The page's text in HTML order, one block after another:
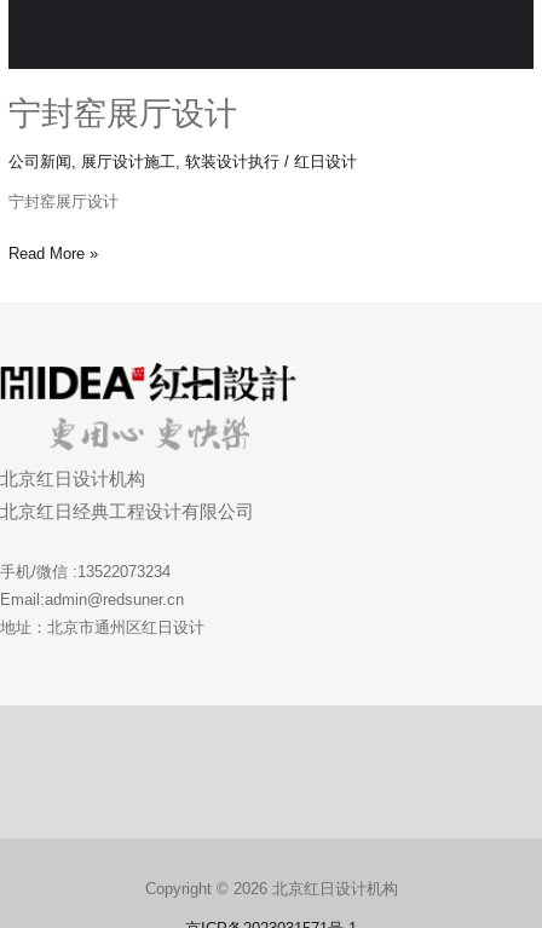
宁封窑展厅设计
公司新闻 展厅设计施工 软装设计执行/ 红日设计
宁封窑展厅设计
Read More »
北京红日设计机构
北京红日经典工程设计有限公司
手机/微信 :13522073234
Email:admin@redsuner.cn
地址：北京市通州区红日设计
Copyright © 2026 北京红日设计机构